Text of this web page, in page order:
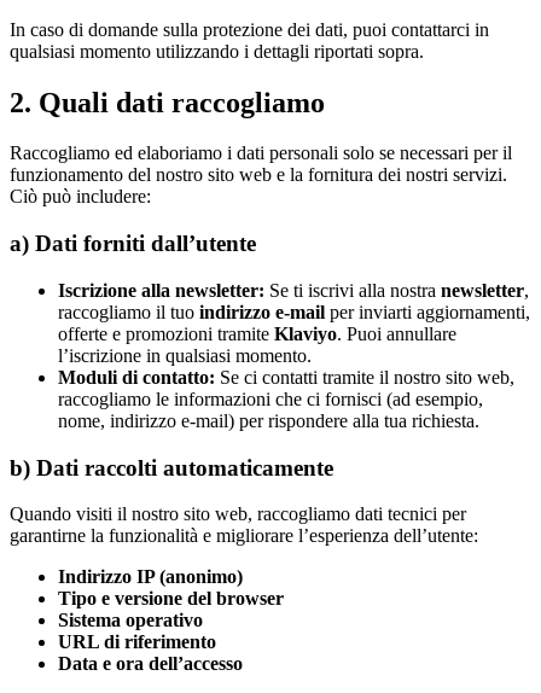
In caso di domande sulla protezione dei dati, puoi contattarci in
qualsiasi momento utilizzando i dettagli riportati sopra.
2. Quali dati raccogliamo
Raccogliamo ed elaboriamo i dati personali solo se necessari per il
funzionamento del nostro sito web e la fornitura dei nostri servizi.
Ciò può includere:
a) Dati forniti dall’utente
Iscrizione alla newsletter: Se ti iscrivi alla nostra newsletter,
raccogliamo il tuo indirizzo e-mail per inviarti aggiornamenti,
offerte e promozioni tramite Klaviyo. Puoi annullare
l’iscrizione in qualsiasi momento.
Moduli di contatto: Se ci contatti tramite il nostro sito web,
raccogliamo le informazioni che ci fornisci (ad esempio,
nome, indirizzo e-mail) per rispondere alla tua richiesta.
b) Dati raccolti automaticamente
Quando visiti il nostro sito web, raccogliamo dati tecnici per
garantirne la funzionalità e migliorare l’esperienza dell’utente:
Indirizzo IP (anonimo)
Tipo e versione del browser
Sistema operativo
URL di riferimento
Data e ora dell’accesso